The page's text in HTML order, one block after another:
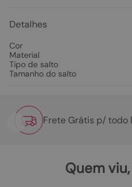
Detalhes
Cor
Material
Tipo de salto
Tamanho do salto
Frete Grátis p/ todo
Quem